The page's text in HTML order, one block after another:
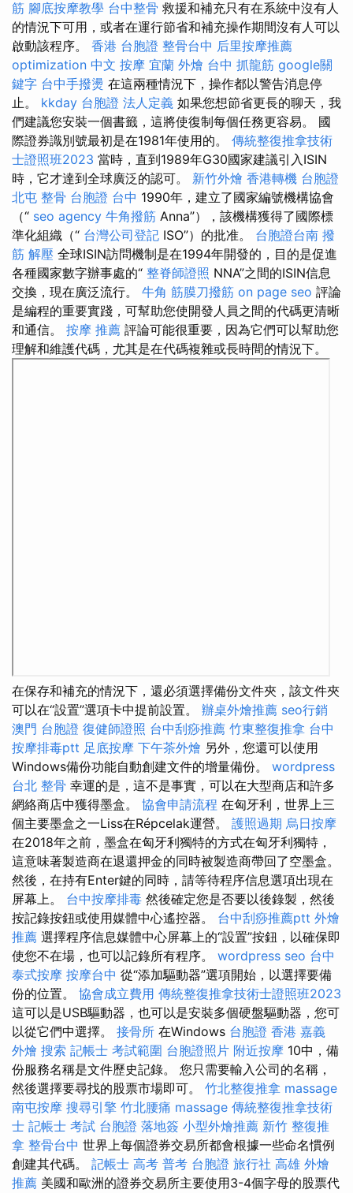
筋 腳底按摩教學 台中整骨 救援和補充只有在系統中沒有人
的情況下可用，或者在運行節省和補充操作期間沒有人可以
啟動該程序。 香港 台胞證 整骨台中 后里按摩推薦
optimization 中文 按摩 宜蘭 外燴 台中 抓龍筋 google關
鍵字 台中手撥燙 在這兩種情況下，操作都以警告消息停
止。 kkday 台胞證 法人定義 如果您想節省更長的聊天，我
們建議您安裝一個書籤，這將使復制每個任務更容易。 國
際證券識別號最初是在1981年使用的。 傳統整復推拿技術
士證照班2023 當時，直到1989年G30國家建議引入ISIN
時，它才達到全球廣泛的認可。 新竹外燴 香港轉機 台胞證
北屯 整骨 台胞證 台中 1990年，建立了國家編號機構協會
（“ seo agency 牛角撥筋 Anna”），該機構獲得了國際標
準化組織（“ 台灣公司登記 ISO”）的批准。 台胞證台南 撥
筋 解壓 全球ISIN訪問機制是在1994年開發的，目的是促進
各種國家數字辦事處的“ 整脊師證照 NNA”之間的ISIN信息
交換，現在廣泛流行。 牛角 筋膜刀撥筋 on page seo 評論
是編程的重要實踐，可幫助您使開發人員之間的代碼更清晰
和通信。 按摩 推薦 評論可能很重要，因為它們可以幫助您
理解和維護代碼，尤其是在代碼複雜或長時間的情況下。
在保存和補充的情況下，還必須選擇備份文件夾，該文件夾
可以在“設置”選項卡中提前設置。 辦桌外燴推薦 seo行銷
澳門 台胞證 復健師證照 台中刮痧推薦 竹東整復推拿 台中
按摩排毒ptt 足底按摩 下午茶外燴 另外，您還可以使用
Windows備份功能自動創建文件的增量備份。 wordpress
台北 整骨 幸運的是，這不是事實，可以在大型商店和許多
網絡商店中獲得墨盒。 協會申請流程 在匈牙利，世界上三
個主要墨盒之一Liss在Répcelak運營。 護照過期 烏日按摩
在2018年之前，墨盒在匈牙利獨特的方式在匈牙利獨特，
這意味著製造商在退還押金的同時被製造商帶回了空墨盒。
然後，在持有Enter鍵的同時，請等待程序信息選項出現在
屏幕上。 台中按摩排毒 然後確定您是否要以後錄製，然後
按記錄按鈕或使用媒體中心遙控器。 台中刮痧推薦ptt 外燴
推薦 選擇程序信息媒體中心屏幕上的“設置”按鈕，以確保即
使您不在場，也可以記錄所有程序。 wordpress seo 台中
泰式按摩 按摩台中 從“添加驅動器”選項開始，以選擇要備
份的位置。 協會成立費用 傳統整復推拿技術士證照班2023
這可以是USB驅動器，也可以是安裝多個硬盤驅動器，您可
以從它們中選擇。 接骨所 在Windows 台胞證 香港 嘉義
外燴 搜索 記帳士 考試範圍 台胞證照片 附近按摩 10中，備
份服務名稱是文件歷史記錄。 您只需要輸入公司的名稱，
然後選擇要尋找的股票市場即可。 竹北整復推拿 massage
南屯按摩 搜尋引擎 竹北腰痛 massage 傳統整復推拿技術
士 記帳士 考試 台胞證 落地簽 小型外燴推薦 新竹 整復推
拿 整骨台中 世界上每個證券交易所都會根據一些命名慣例
創建其代碼。 記帳士 高考 普考 台胞證 旅行社 高雄 外燴
推薦 美國和歐洲的證券交易所主要使用3-4個字母的股票代